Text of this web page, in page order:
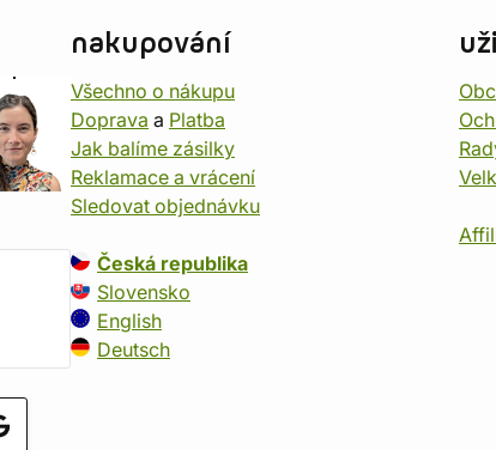
nakupování
Všechno o nákupu
Doprava a Platba
Jak balíme zásilky
Reklamace a vrácení
Sledovat objednávku
Česká republika
Slovensko
English
Deutsch